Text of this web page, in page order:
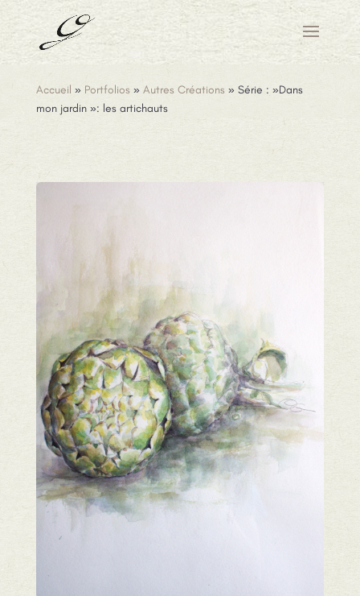
Accueil » Portfolios » Autres Créations » Série : »Dans
mon jardin »: les artichauts